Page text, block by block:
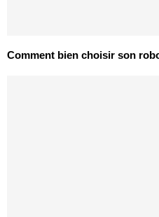
Comment bien choisir son